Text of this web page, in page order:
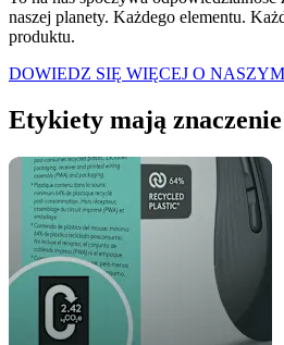
naszej planety. Każdego elementu.
produktu.
DOWIEDZ SIĘ WIĘCEJ O
Etykiety mają znaczenie